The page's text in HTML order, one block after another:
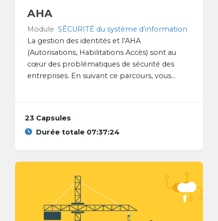
AHA
Module SÉCURITÉ du système d’information
La gestion des identités et l’AHA
(Autorisations, Habilitations Accès) sont au
cœur des problématiques de sécurité des
entreprises. En suivant ce parcours, vous...
23 Capsules
Durée totale 07:37:24